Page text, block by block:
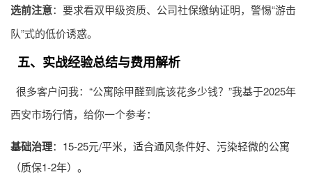
选前注意：要求看双甲级资质、公司社保缴纳证明，警惕“游击
队”式的低价诱惑。
五、实战经验总结与费用解析
很多客户问我：“公寓除甲醛到底该花多少钱？”我基于2025年
西安市场行情，给你一个参考：
基础治理：15-25元/平米，适合通风条件好、污染轻微的公寓
（质保1-2年）。